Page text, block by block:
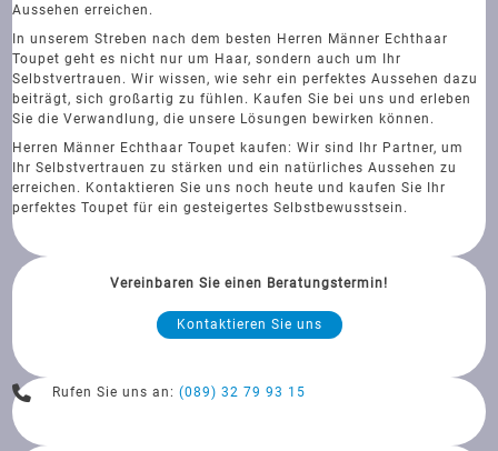
Aussehen erreichen.
In unserem Streben nach dem besten Herren Männer Echthaar
Toupet geht es nicht nur um Haar, sondern auch um Ihr
Selbstvertrauen. Wir wissen, wie sehr ein perfektes Aussehen dazu
beiträgt, sich großartig zu fühlen. Kaufen Sie bei uns und erleben
Sie die Verwandlung, die unsere Lösungen bewirken können.
Herren Männer Echthaar Toupet kaufen: Wir sind Ihr Partner, um
Ihr Selbstvertrauen zu stärken und ein natürliches Aussehen zu
erreichen. Kontaktieren Sie uns noch heute und kaufen Sie Ihr
perfektes Toupet für ein gesteigertes Selbstbewusstsein.
Vereinbaren Sie einen Beratungstermin!
Kontaktieren Sie uns
Rufen Sie uns an:(089) 32 79 93 15